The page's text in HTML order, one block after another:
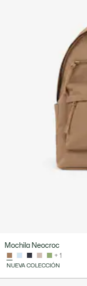
Mochila Neocroc
+ 1
NUEVA COLECCIÓN